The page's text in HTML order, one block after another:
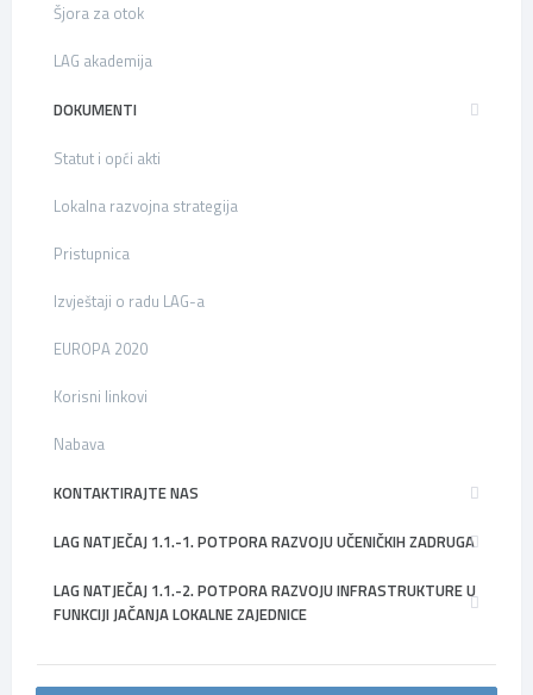
Šjora za otok
LAG akademija
DOKUMENTI
Statut i opći akti
Lokalna razvojna strategija
Pristupnica
Izvještaji o radu LAG-a
EUROPA 2020
Korisni linkovi
Nabava
KONTAKTIRAJTE NAS
LAG NATJEČAJ 1.1.-1. POTPORA RAZVOJU UČENIČKIH ZADRUGA
LAG NATJEČAJ 1.1.-2. POTPORA RAZVOJU INFRASTRUKTURE U
FUNKCIJI JAČANJA LOKALNE ZAJEDNICE